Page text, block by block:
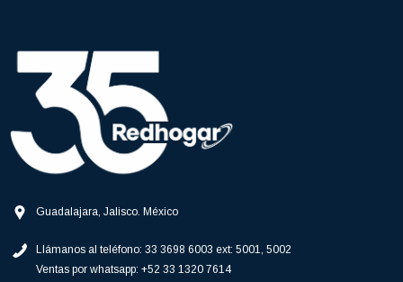
Guadalajara, Jalisco. México
Llámanos al teléfono: 33 3698 6003 ext: 5001, 5002
Ventas por whatsapp: +52 33 1320 7614